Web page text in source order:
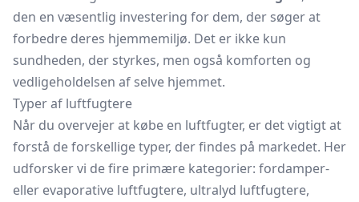
den en væsentlig investering for dem, der søger at
forbedre deres hjemmemiljø. Det er ikke kun
sundheden, der styrkes, men også komforten og
vedligeholdelsen af selve hjemmet.
Typer af luftfugtere
Når du overvejer at købe en luftfugter, er det vigtigt at
forstå de forskellige typer, der findes på markedet. Her
udforsker vi de fire primære kategorier: fordamper-
eller evaporative luftfugtere, ultralyd luftfugtere,